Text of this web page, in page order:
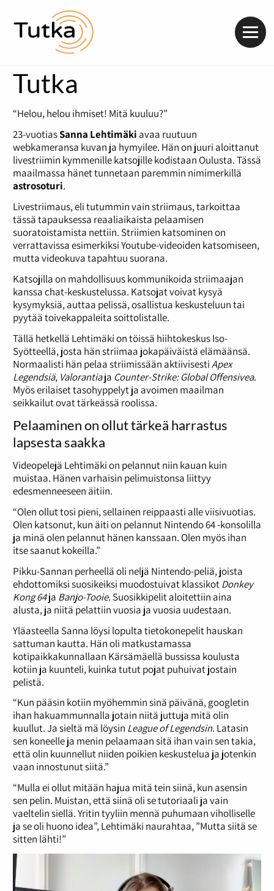
Tutka
“Helou, helou ihmiset! Mitä kuuluu?”
23-vuotiasSanna Lehtimäki avaa ruutuun
webkameransa kuvan ja hymyilee. Hän on juuri aloittanut
livestriimin kymmenille katsojille kodistaan Oulusta. Tässä
maailmassa hänet tunnetaan paremmin nimimerkillä
astrosoturi.
Livestriimaus, eli tutummin vain striimaus, tarkoittaa
tässä tapauksessa reaaliaikaista pelaamisen
suoratoistamista nettiin. Striimien katsominen on
verrattavissa esimerkiksi Youtube-videoiden katsomiseen,
mutta videokuva tapahtuu suorana.
Katsojilla on mahdollisuus kommunikoida striimaajan
kanssa chat-keskustelussa. Katsojat voivat kysyä
kysymyksiä, auttaa pelissä, osallistua keskusteluun tai
pyytää toivekappaleita soittolistalle.
Tällä hetkellä Lehtimäki on töissä hiihtokeskus Iso-
Syötteellä, josta hän striimaa jokapäiväistä elämäänsä.
Normaalisti hän pelaa striimissään aktiivisestiApex
Legendsiä, Valorantiaja Counter-Strike: Global Offensivea.
Myös erilaiset tasohyppelyt ja avoimen maailman
seikkailut ovat tärkeässä roolissa.
Pelaaminen on ollut tärkeä harrastus
lapsesta saakka
Videopelejä Lehtimäki on pelannut niin kauan kuin
muistaa. Hänen varhaisin pelimuistonsa liittyy
edesmenneeseen äitiin.
“Olen ollut tosi pieni, sellainen reippaasti alle viisivuotias.
Olen katsonut, kun äiti on pelannut Nintendo 64 -konsolilla
ja minä olen pelannut hänen kanssaan. Olen myös ihan
itse saanut kokeilla.”
Pikku-Sannan perheellä oli neljä Nintendo-peliä, joista
ehdottomiksi suosikeiksi muodostuivat klassikotDonkey
Kong 64ja Banjo-Tooie. Suosikkipelit aloitettiin aina
alusta, ja niitä pelattiin vuosia ja vuosia uudestaan.
Yläasteella Sanna löysi lopulta tietokonepelit hauskan
sattuman kautta. Hän oli matkustamassa
kotipaikkakunnallaan Kärsämäellä bussissa koulusta
kotiin ja kuunteli, kuinka tutut pojat puhuivat jostain
pelistä.
“Kun pääsin kotiin myöhemmin sinä päivänä, googletin
ihan hakuammunnalla jotain niitä juttuja mitä olin
kuullut. Ja sieltä mä löysin League of Legendsin. Latasin
sen koneelle ja menin pelaamaan sitä ihan vain sen takia,
että olin kuunnellut niiden poikien keskustelua ja jotenkin
vaan innostunut siitä.”
“Mulla ei ollut mitään hajua mitä tein siinä, kun asensin
sen pelin. Muistan, että siinä oli se tutoriaali ja vain
vaeltelin siellä. Yritin tyyliin mennä puhumaan viholliselle
ja se oli huono idea”, Lehtimäki naurahtaa, ”Mutta siitä se
sitten lähti!”